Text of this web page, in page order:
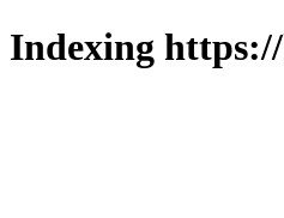
Indexing